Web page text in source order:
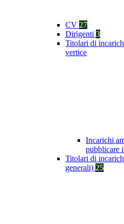
CV 27
Dirigenti 3
Titolari di
vertice
Incarichi
pubblicare
Titolari di
generali) 25